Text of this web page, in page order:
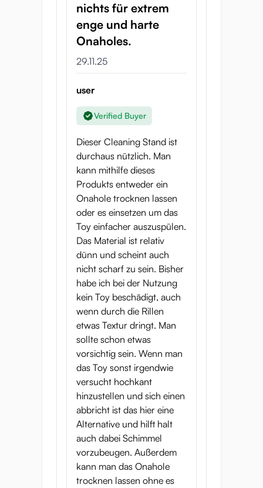
nichts für extrem
enge und harte
Onaholes.
29.11.25
user
Verified Buyer
Dieser Cleaning Stand ist
durchaus nützlich. Man
kann mithilfe dieses
Produkts entweder ein
Onahole trocknen lassen
oder es einsetzen um das
Toy einfacher auszuspülen.
Das Material ist relativ
dünn und scheint auch
nicht scharf zu sein. Bisher
habe ich bei der Nutzung
kein Toy beschädigt, auch
wenn durch die Rillen
etwas Textur dringt. Man
sollte schon etwas
vorsichtig sein. Wenn man
das Toy sonst irgendwie
versucht hochkant
hinzustellen und sich einen
abbricht ist das hier eine
Alternative und hilft halt
auch dabei Schimmel
vorzubeugen. Außerdem
kann man das Onahole
trocknen lassen ohne es